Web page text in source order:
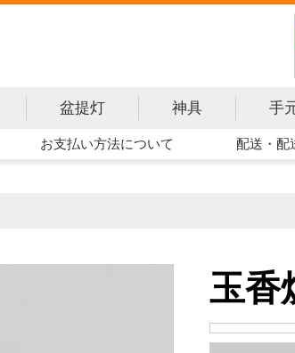
盆提灯 神具 手
お支払い方法について 配送・配
玉香